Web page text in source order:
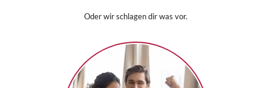
Oder wir schlagen dir was vor.